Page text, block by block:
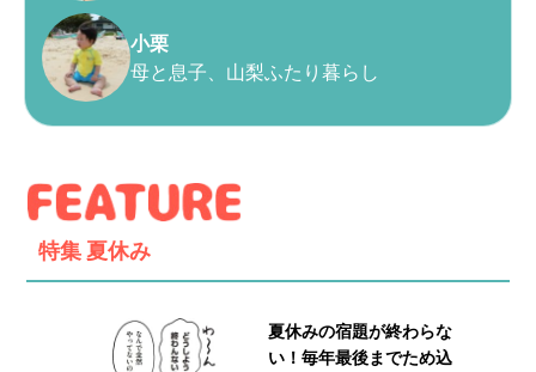
小栗
母と息子、山梨ふたり暮らし
特集 夏休み
夏休みの宿題が終わらな
い！毎年最後までため込